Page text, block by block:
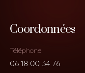
Coordonnées
Téléphone
06 18 00 34 76
Coordonnées
Téléphone
06 18 00 34 76